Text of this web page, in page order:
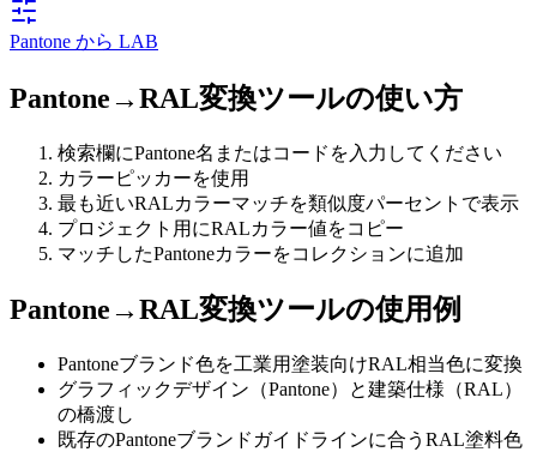
Pantone から LAB
Pantone→RAL変換ツールの使い方
検索欄にPantone名またはコードを入力してください
カラーピッカーを使用
最も近いRALカラーマッチを類似度パーセントで表示
プロジェクト用にRALカラー値をコピー
マッチしたPantoneカラーをコレクションに追加
Pantone→RAL変換ツールの使用例
Pantoneブランド色を工業用塗装向けRAL相当色に変換
グラフィックデザイン（Pantone）と建築仕様（RAL）
の橋渡し
既存のPantoneブランドガイドラインに合うRAL塗料色